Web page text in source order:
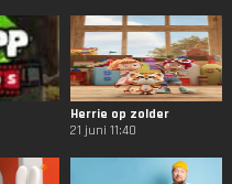
Herrie op zolder
21 juni 11:40